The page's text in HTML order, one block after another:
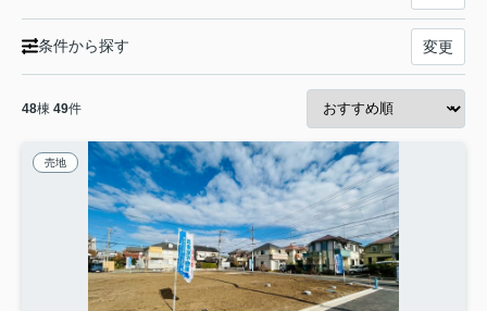
条件から探す 変更
48棟 49件
売地